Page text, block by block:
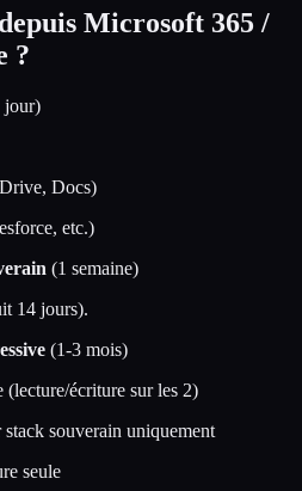
Microsoft 365 /
?
jour)
Docs)
etc.)
(1 semaine)
14 jours).
(1-3 mois)
écriture sur les 2)
souverain uniquement
seule